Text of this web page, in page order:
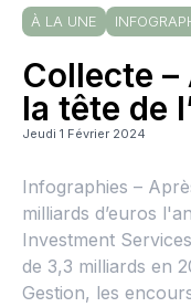
À LA UNE
Collecte
la tête de
Jeudi 1 Février 2024
Infographies –
milliards d’euros
Investment
de 3,3 milliards en
Gestion, les